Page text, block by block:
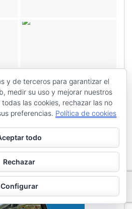
y de terceros para garantizar el
medir su uso y mejorar nuestros
las cookies, rechazar las no
preferencias. Política de cookies
todo
Rechazar
Configurar